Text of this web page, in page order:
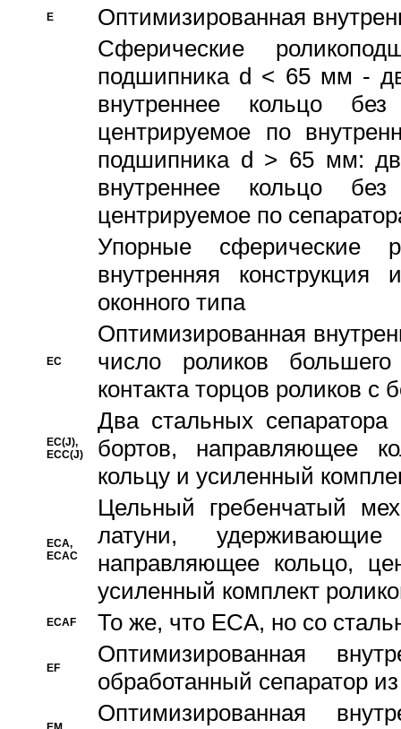
E
Оптимизированная
Сферические
подшипника d < 65 мм -
внутреннее кольцо
центрируемое по
подшипника d > 65 мм:
внутреннее кольцо
центрируемое по
Упорные сферические
внутренняя
оконного типа
EC
Oптимизированная
число роликов
контакта торцов роликов с
EC(J),
ECC(J)
Два стальных сепаратора
бортов, направляющее
кольцу и усиленный
ECA,
ECAC
Цельный гребенчатый
латуни,
направляющее кольцо,
усиленный комплект
ECAF То же, что ECA, но со
EF
Оптимизированная
обработанный сепаратор
Оптимизированная